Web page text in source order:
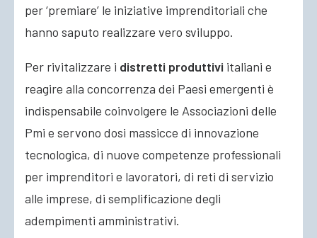
per ‘premiare’ le iniziative imprenditoriali che
hanno saputo realizzare vero sviluppo.
Per rivitalizzare i distretti produttivi italiani e
reagire alla concorrenza dei Paesi emergenti è
indispensabile coinvolgere le Associazioni delle
Pmi e servono dosi massicce di innovazione
tecnologica, di nuove competenze professionali
per imprenditori e lavoratori, di reti di servizio
alle imprese, di semplificazione degli
adempimenti amministrativi.